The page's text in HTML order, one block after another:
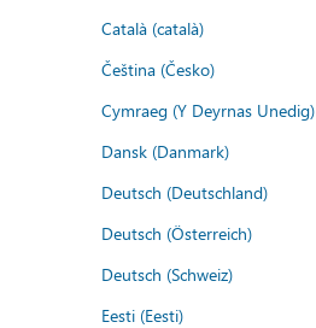
Català (català)
Čeština (Česko)
Cymraeg (Y Deyrnas Unedig)
Dansk (Danmark)
Deutsch (Deutschland)
Deutsch (Österreich)
Deutsch (Schweiz)
Eesti (Eesti)